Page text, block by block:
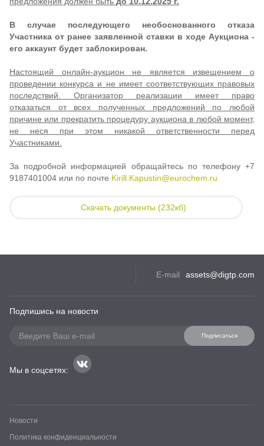
В случае последующего необоснованного отказа
Участника от ранее заявленной ставки в ходе Аукциона -
его аккаунт будет заблокирован.
Настоящий онлайн-аукцион не является извещением о
проведении конкурса и не имеет соответствующих правовых
последствий. Организатор реализации имеет право
отказаться от всех полученных предложений по любой
причине или прекратить процедуру аукциона в любой момент,
не неся при этом никакой ответственности перед
Участниками.
За подробной информацией обращайтесь по телефону +7
9187401004 или по почте Kirill.Kapustin@eurochem.ru
Скачать документы (232кб)
E-mail assets@digtp.com
Подпишись на новости
Подписаться
Мы в соцсетях:
Новости
Политика конфиденциальности